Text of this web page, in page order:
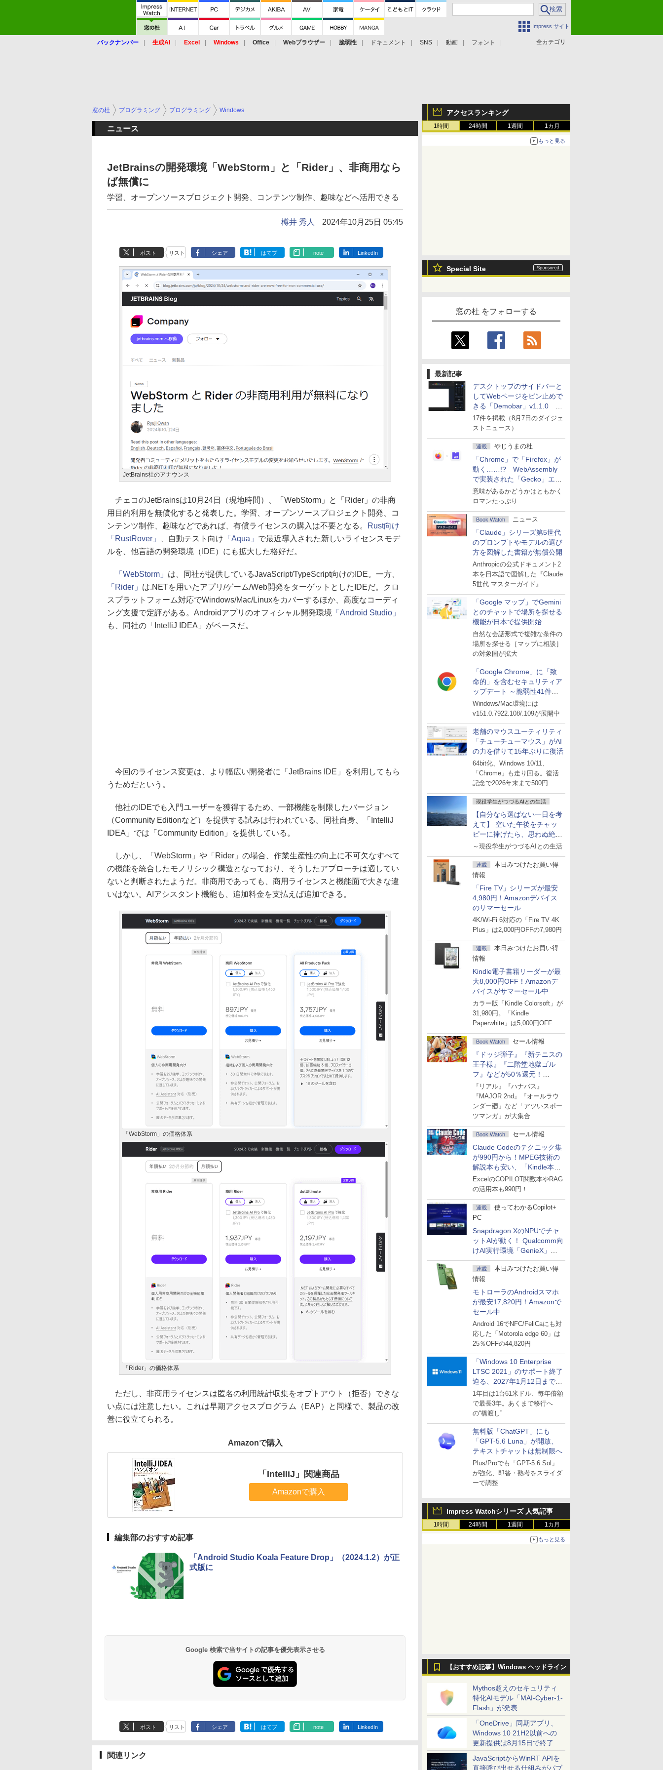
Impress サイト
全カテゴリ
バックナンバー 生成AI Excel Windows Office Webブラウザー 脆弱性 ドキュメント SNS 動画 フォント
アクセスランキング
1時間 24時間 1週間 1カ月
もっと見る
Special Site
窓の杜 をフォローする
最新記事
デスクトップのサイドバーと
してWebページをピン止めで
きる「Demobar」v1.1.0 ほ
か
17件を掲載（8月7日のダイジェ
ストニュース）
連載 やじうまの杜
「Chrome」で「Firefox」が
動く……!? WebAssembly
で実装された「Gecko」エン
ジン
意味があるかどうかはともかく
ロマンたっぷり
Book Watch ニュース
「Claude」シリーズ第5世代
のプロンプトやモデルの選び
方を図解した書籍が無償公開
Anthropicの公式ドキュメント2
本を日本語で図解した『Claude
5世代 マスターガイド』
「Google マップ」でGemini
とのチャットで場所を探せる
機能が日本で提供開始
自然な会話形式で複雑な条件の
場所を探せる［マップに相談］
の対象国が拡大
「Google Chrome」に「致
命的」を含むセキュリティア
ップデート ～脆弱性41件に
対処
Windows/Mac環境には
v151.0.7922.108/.109が展開中
老舗のマウスユーティリティ
「チューチューマウス」がAI
の力を借りて15年ぶりに復活
64bit化、Windows 10/11、
「Chrome」も走り回る。復活
記念で2026年末まで500円
現役学生がつづるAIとの生活
【自分なら選ばない一日を考
えて】 空いた午後をチャッ
ピーに捧げたら、思わぬ絶景
に出会った話
～現役学生がつづるAIとの生活
連載
本日みつけたお買い得
情報
「Fire TV」シリーズが最安
4,980円！Amazonデバイス
のサマーセール
4K/Wi-Fi 6対応の「Fire TV 4K
Plus」は2,000円OFFの7,980円
連載
本日みつけたお買い得
情報
Kindle電子書籍リーダーが最
大8,000円OFF！Amazonデ
バイスがサマーセール中
カラー版「Kindle Colorsoft」が
31,980円。「Kindle
Paperwhite」は5,000円OFF
Book Watch セール情報
『ドッジ弾子』『新テニスの
王子様』『二階堂地獄ゴル
フ』などが50％還元！
Amazonマンガ週末セール
『リアル』『ハナバス』
『MAJOR 2nd』『オールラウ
ンダー廻』など「アツいスポー
ツマンガ」が大集合
Book Watch セール情報
Claude Codeのテクニック集
が990円から！MPEG技術の
解説本も安い、「Kindle本サ
マーセール」第2弾開始！
ExcelのCOPILOT関数本やRAG
の活用本も990円！
連載
使ってわかるCopilot+
PC
Snapdragon XのNPUでチャ
ットAIが動く！ Qualcomm向
けAI実行環境「GenieX」を
試してみた
連載
本日みつけたお買い得
情報
モトローラのAndroidスマホ
が最安17,820円！Amazonで
セール中
Android 16でNFC/FeliCaにも対
応した「Motorola edge 60」は
25％OFFの44,820円
「Windows 10 Enterprise
LTSC 2021」のサポート終了
迫る、2027年1月12日まで
～ESUは9月1日から販売
1年目は1台61米ドル、毎年倍額
で最長3年。あくまで移行へ
の“橋渡し”
無料版「ChatGPT」にも
「GPT-5.6 Luna」が開放、
テキストチャットは無制限へ
Plus/Proでも「GPT-5.6 Sol」
が強化、即答・熟考をスライダ
ーで調整
Impress Watchシリーズ 人気記事
1時間 24時間 1週間 1カ月
もっと見る
【おすすめ記事】Windows ヘッドライン
Mythos超えのセキュリティ
特化AIモデル「MAI-Cyber-1-
Flash」が発表
「OneDrive」同期アプリ、
Windows 10 21H2以前への
更新提供は8月15日で終了
JavaScriptからWinRT APIを
直接呼び出せる仕組みがパブ
窓の杜 プログラミング プログラミング Windows
ニュース
JetBrainsの開発環境「WebStorm」と「Rider」、非商用なら
ば無償に
学習、オープンソースプロジェクト開発、コンテンツ制作、趣味などへ活用できる
樽井 秀人 2024年10月25日 05:45
ポスト リスト シェア はてブ note LinkedIn
JetBrains社のアナウンス
チェコのJetBrainsは10月24日（現地時間）、「WebStorm」と「Rider」の非商
用目的利用を無償化すると発表した。学習、オープンソースプロジェクト開発、コ
ンテンツ制作、趣味などであれば、有償ライセンスの購入は不要となる。
Rust向け
「RustRover」
、自動テスト向け 「Aqua」 で最近導入された新しいライセンスモデ
ルを、他言語の開発環境（IDE）にも拡大した格好だ。
「WebStorm」 は、同社が提供しているJavaScript/TypeScript向けのIDE。一方、
「Rider」 は.NETを用いたアプリ/ゲーム/Web開発をターゲットとしたIDEだ。クロ
スプラットフォーム対応でWindows/Mac/Linuxをカバーするほか、高度なコーディ
ング支援で定評がある。Androidアプリのオフィシャル開発環境 「Android Studio」
も、同社の「IntelliJ IDEA」がベースだ。
今回のライセンス変更は、より幅広い開発者に「JetBrains IDE」を利用してもら
うためだという。
他社のIDEでも入門ユーザーを獲得するため、一部機能を制限したバージョン
（Community Editionなど）を提供する試みは行われている。同社自身、「IntelliJ
IDEA」では「Community Edition」を提供している。
しかし、「WebStorm」や「Rider」の場合、作業生産性の向上に不可欠なすべて
の機能を統合したモノリシック構造となっており、そうしたアプローチは適してい
ないと判断されたようだ。非商用であっても、商用ライセンスと機能面で大きな違
いはない。AIアシスタント機能も、追加料金を支払えば追加できる。
「WebStorm」の価格体系
「Rider」の価格体系
ただし、非商用ライセンスは匿名の利用統計収集をオプトアウト（拒否）できな
い点には注意したい。これは早期アクセスプログラム（EAP）と同様で、製品の改
善に役立てられる。
Amazonで購入
「IntelliJ」関連商品
Amazonで購入
編集部のおすすめ記事
「Android Studio Koala Feature Drop」（2024.1.2）が正
式版に
Google 検索で当サイトの記事を優先表示させる
ポスト リスト シェア はてブ note LinkedIn
関連リンク